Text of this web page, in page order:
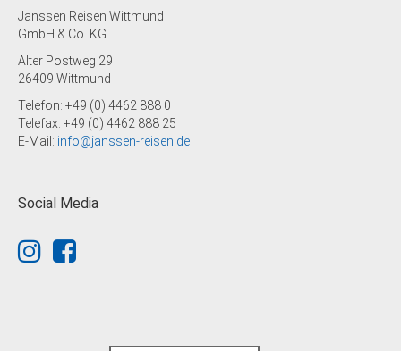
Janssen Reisen Wittmund
GmbH & Co. KG
Alter Postweg 29
26409 Wittmund
Telefon: +49 (0) 4462 888 0
Telefax: +49 (0) 4462 888 25
E-Mail: info@janssen-reisen.de
Social Media